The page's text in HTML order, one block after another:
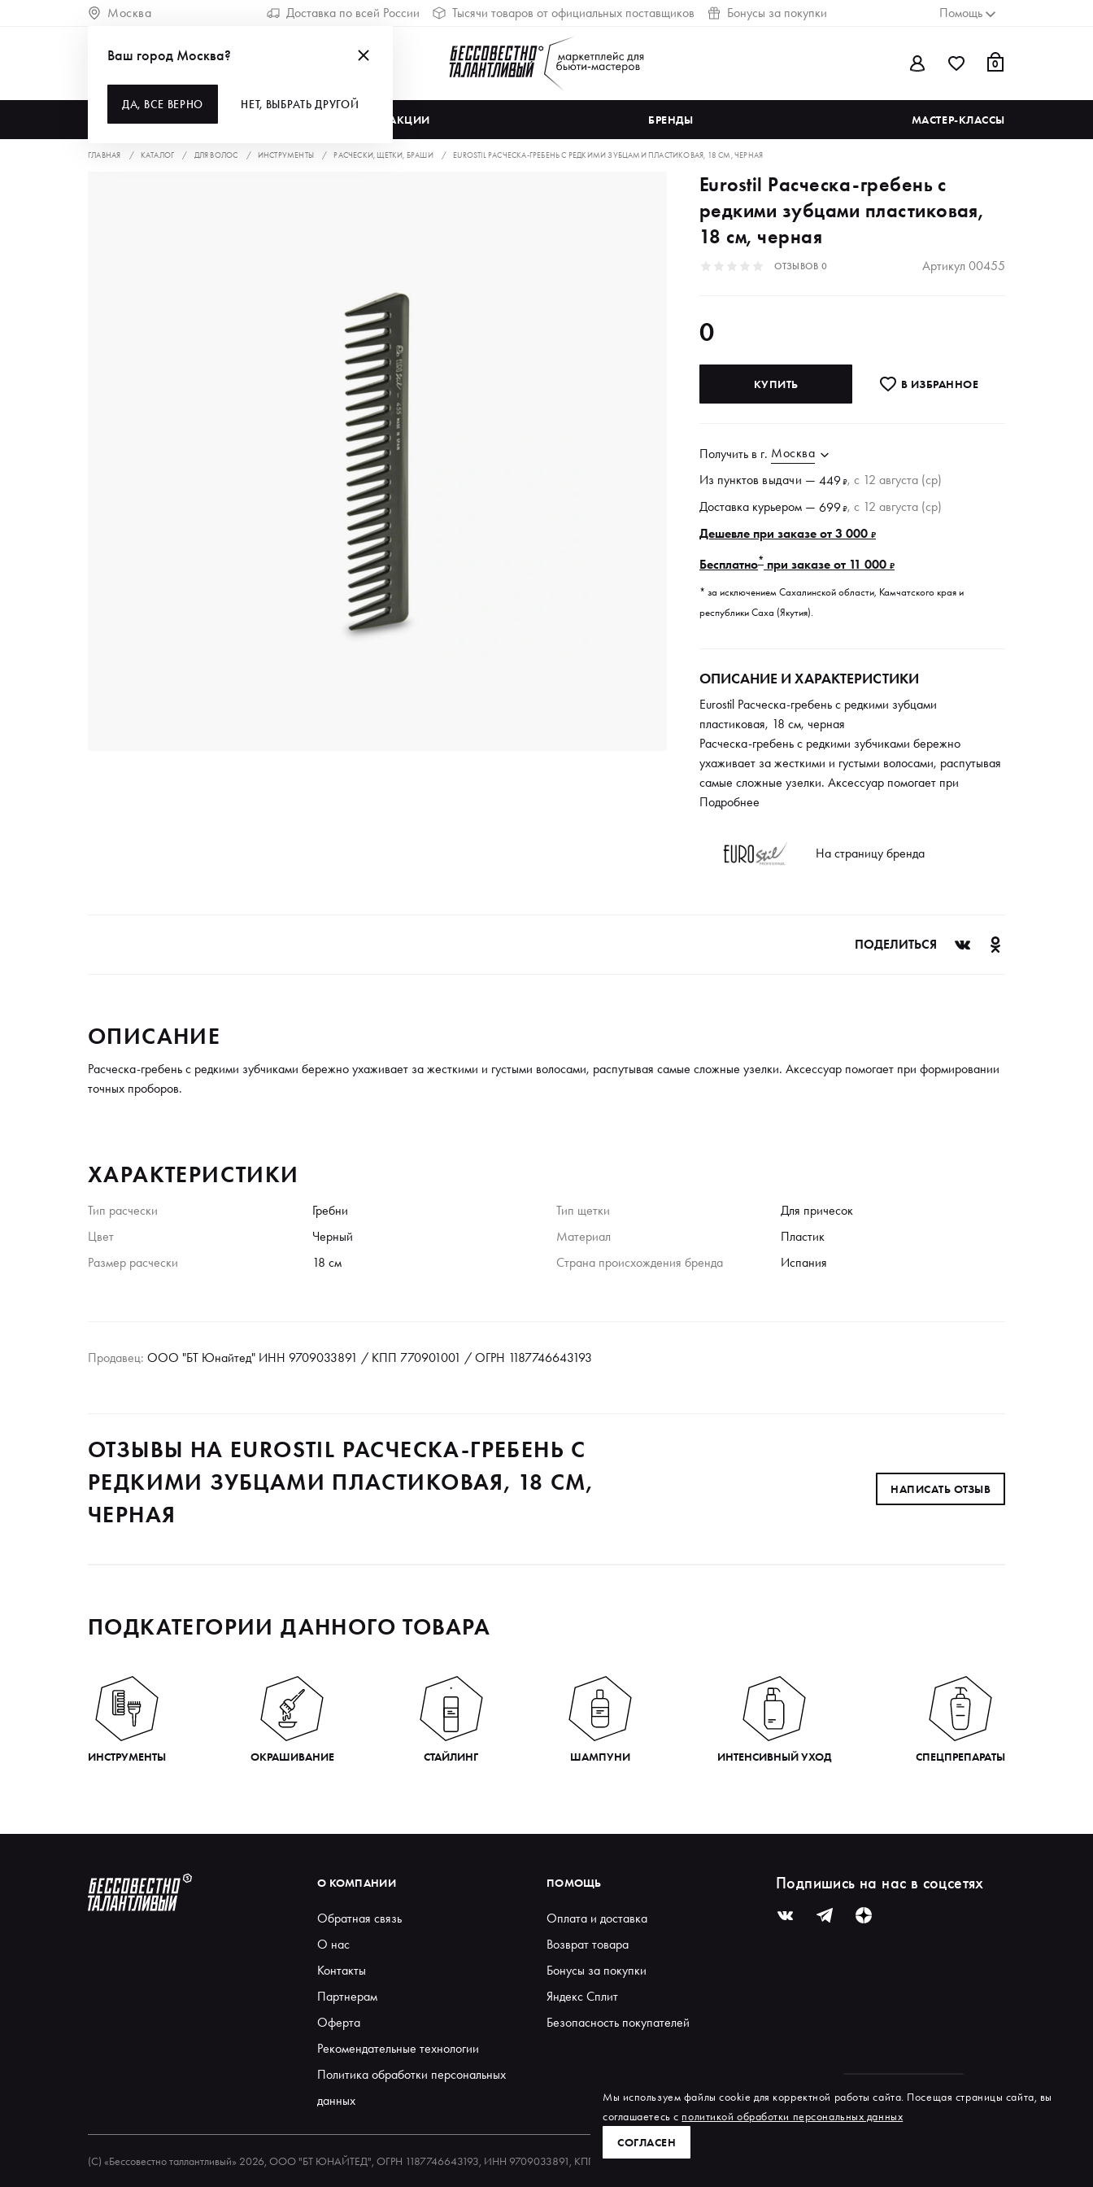
Москва Доставка по всей России Тысячи товаров от официальных поставщиков Бонусы за покупки Помощь
0
АКЦИИ БРЕНДЫ МАСТЕР-КЛАССЫ
Ваш город Москва?
ДА, ВСЕ ВЕРНО НЕТ, ВЫБРАТЬ ДРУГОЙ
ГЛАВНАЯ КАТАЛОГ ДЛЯ ВОЛОС ИНСТРУМЕНТЫ РАСЧЕСКИ, ЩЕТКИ, БРАШИ EUROSTIL РАСЧЕСКА-ГРЕБЕНЬ С РЕДКИМИ ЗУБЦАМИ ПЛАСТИКОВАЯ, 18 СМ, ЧЕРНАЯ
Eurostil Расческа-гребень с
редкими зубцами пластиковая,
18 см, черная
ОТЗЫВОВ 0 Артикул 00455
0
КУПИТЬ В ИЗБРАННОE
Получить в г. Москва
Из пунктов выдачи —449₽, c 12 августа (ср)
Доставка курьером —699₽, c 12 августа (ср)
Дешевле при заказе от 3 000₽
Бесплатно* при заказе от 11 000₽
* за исключением Сахалинской области, Камчатского края и
республики Саха (Якутия).
ОПИСАНИЕ И ХАРАКТЕРИСТИКИ
Eurostil Расческа-гребень с редкими зубцами
пластиковая, 18 см, черная
Расческа-гребень с редкими зубчиками бережно
ухаживает за жесткими и густыми волосами, распутывая
самые сложные узелки. Аксессуар помогает при
формировании точных проборов.
Подробнее
На страницу бренда
ПОДЕЛИТЬСЯ
ОПИСАНИЕ
Расческа-гребень с редкими зубчиками бережно ухаживает за жесткими и густыми волосами, распутывая самые сложные узелки. Аксессуар помогает при формировании
точных проборов.
ХАРАКТЕРИСТИКИ
Тип расчески Гребни Тип щетки
Для причесок
Цвет
Черный Материал
Пластик
Размер расчески
18 см Страна происхождения бренда Испания
Продавец: ООО "БТ Юнайтед" ИНН 9709033891 / КПП 770901001 / ОГРН 1187746643193
ОТЗЫВЫ НА EUROSTIL РАСЧЕСКА-ГРЕБЕНЬ С
РЕДКИМИ ЗУБЦАМИ ПЛАСТИКОВАЯ, 18 СМ,
ЧЕРНАЯ
НАПИСАТЬ ОТЗЫВ
ПОДКАТЕГОРИИ ДАННОГО ТОВАРА
ИНСТРУМЕНТЫ ОКРАШИВАНИЕ СТАЙЛИНГ ШАМПУНИ ИНТЕНСИВНЫЙ УХОД СПЕЦПРЕПАРАТЫ
О КОМПАНИИ
Обратная связь
О нас
Контакты
Партнерам
Оферта
Рекомендательные технологии
Политика обработки персональных
данных
ПОМОЩЬ
Оплата и доставка
Возврат товара
Бонусы за покупки
Яндекс Сплит
Безопасность покупателей
Подпишись на нас в соцсетях
(С) «Бессовестно таллантливый» 2026, ООО "БТ ЮНАЙТЕД", ОГРН 1187746643193, ИНН 9709033891, КПП 770901001
Мы используем файлы cookie для корректной работы сайта. Посещая страницы сайта, вы
соглашаетесь с политикой обработки персональных данных
СОГЛАСЕН